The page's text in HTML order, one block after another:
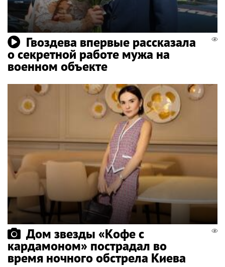
Гвоздева впервые рассказала
о секретной работе мужа на
военном объекте
Дом звезды «Кофе с
кардамоном» пострадал во
время ночного обстрела Киева